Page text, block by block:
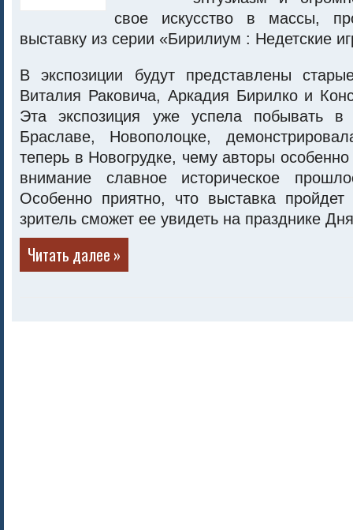
свое искусство в массы,
выставку из серии «Бирилиум : Недетские
В экспозиции будут представлены
Виталия Раковича, Аркадия Бирилко и
Эта экспозиция уже успела побывать в
Браславе, Новополоцке,
теперь в Новогрудке, чему авторы
внимание славное историческое
Особенно приятно, что выставка
зритель сможет ее увидеть на празднике
Читать далее »